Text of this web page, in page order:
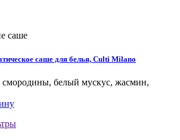
саше
саше для белья, Culti Milano
смородины, белый мускус, жасмин,